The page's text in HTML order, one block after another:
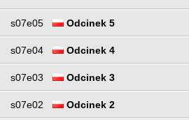
s07e05 Odcinek 5
s07e04 Odcinek 4
s07e03 Odcinek 3
s07e02 Odcinek 2